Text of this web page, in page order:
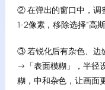
② 在弹出的窗口中，调
1-2像素，移除选择“高
③ 若锐化后有杂色、边
→「表面模糊」，半径
糊，中和杂色，让画面